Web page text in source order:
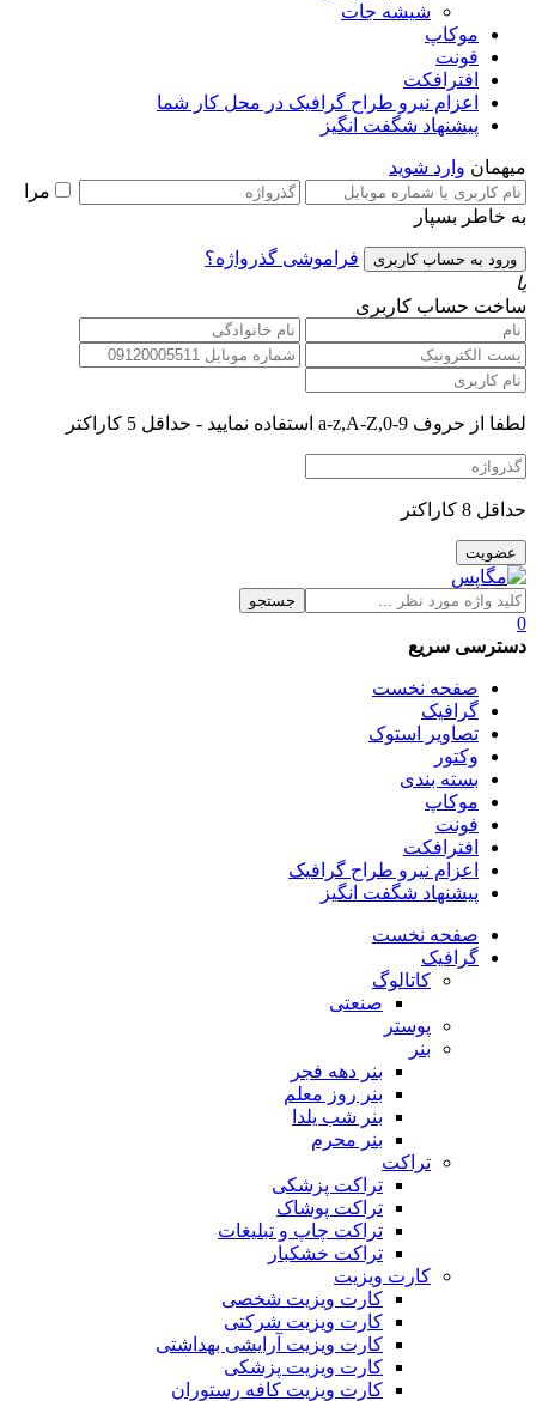
شیشه جات
موکاپ
فونت
افترافکت
اعزام نیرو طراح گرافیک در محل کار شما
پیشنهاد شگفت انگیز
میهمان وارد شوید
مرا
به خاطر بسپار
فراموشی گذرواژه؟
یا
ساخت حساب کاربری
لطفا از حروف a-z,A-Z,0-9 استفاده نمایید - حداقل 5 کاراکتر
حداقل 8 کاراکتر
جستجو
0
دسترسی سریع
صفحه نخست
گرافیک
تصاویر استوک
وکتور
بسته بندی
موکاپ
فونت
افترافکت
اعزام نیرو طراح گرافیک
پیشنهاد شگفت انگیز
صفحه نخست
گرافیک
کاتالوگ
صنعتی
پوستر
بنر
بنر دهه فجر
بنر روز معلم
بنر شب یلدا
بنر محرم
تراکت
تراکت پزشکی
تراکت پوشاک
تراکت چاپ و تبلیغات
تراکت خشکبار
کارت ویزیت
کارت ویزیت شخصی
کارت ویزیت شرکتی
کارت ویزیت آرایشی بهداشتی
کارت ویزیت پزشکی
کارت ویزیت کافه رستوران